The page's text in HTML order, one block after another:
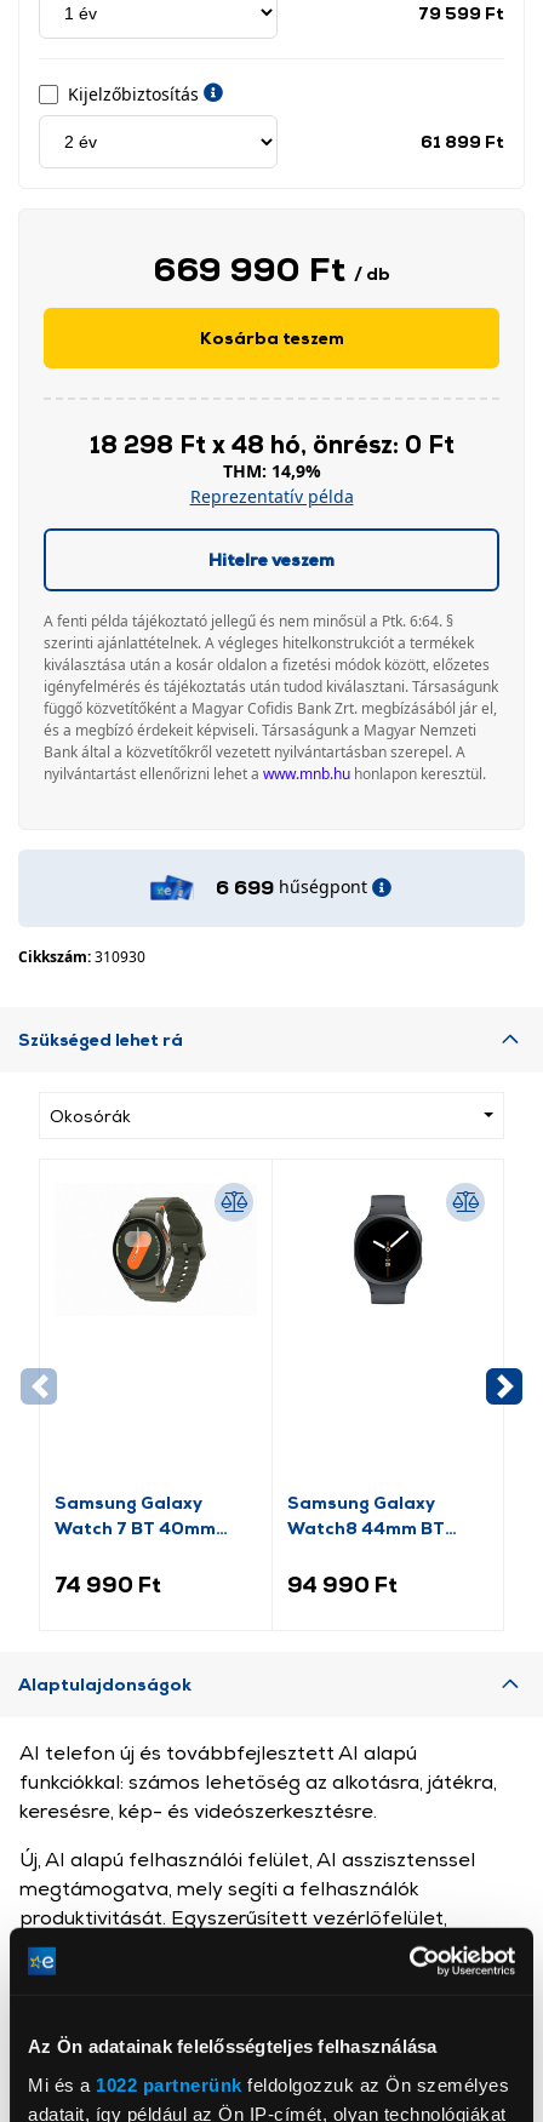
Az Ön adatainak felelősségteljes felhasználása
Mi és a 1022 partnerünk feldolgozzuk az Ön személyes
adatait, így például az Ön IP-címét, olyan technológiákat
79 599 Ft
Kijelzőbiztosítás
61 899 Ft
669 990 Ft / db
Kosárba teszem
18 298 Ft x 48 hó, önrész: 0 Ft
THM: 14,9%
Reprezentatív példa
Hitelre veszem
A fenti példa tájékoztató jellegű és nem minősül a Ptk. 6:64. §
szerinti ajánlattételnek. A végleges hitelkonstrukciót a termékek
kiválasztása után a kosár oldalon a fizetési módok között, előzetes
igényfelmérés és tájékoztatás után tudod kiválasztani. Társaságunk
függő közvetítőként a Magyar Cofidis Bank Zrt. megbízásából jár el,
és a megbízó érdekeit képviseli. Társaságunk a Magyar Nemzeti
Bank által a közvetítőkről vezetett nyilvántartásban szerepel. A
nyilvántartást ellenőrizni lehet a www.mnb.hu honlapon keresztül.
6 699 hűségpont
Cikkszám:310930
Szükséged lehet rá
Okosórák
Samsung Galaxy
Watch 7 BT 40mm
L300NZGAEUE)
74 990 Ft
Samsung Galaxy
Watch8 44mm BT
94 990 Ft
Alaptulajdonságok
AI telefon új és továbbfejlesztett AI alapú
funkciókkal: számos lehetőség az alkotásra, játékra,
keresésre, kép- és videószerkesztésre.
Új, AI alapú felhasználói felület, AI asszisztenssel
megtámogatva, mely segíti a felhasználók
produktivitását. Egyszerűsített vezérlőfelület,
merész formatervezés, személyre szabhatóság és
könnyű vezérlés segíti a mindennapjaidat.
Samsung Galaxy S25 Ultra Termékinformációs adatlap